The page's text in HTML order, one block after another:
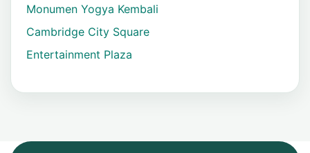
Monumen Yogya Kembali
Cambridge City Square
Entertainment Plaza